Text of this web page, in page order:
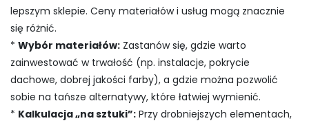
lepszym sklepie. Ceny materiałów i usług mogą znacznie
się różnić.
* Wybór materiałów: Zastanów się, gdzie warto
zainwestować w trwałość (np. instalacje, pokrycie
dachowe, dobrej jakości farby), a gdzie można pozwolić
sobie na tańsze alternatywy, które łatwiej wymienić.
* Kalkulacja „na sztuki”: Przy drobniejszych elementach,